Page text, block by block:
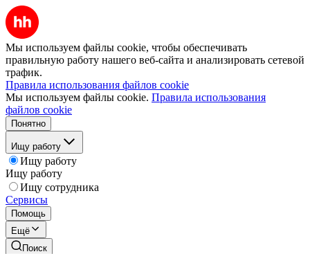
Мы используем файлы cookie, чтобы обеспечивать
правильную работу нашего веб-сайта и анализировать сетевой
трафик.
Правила использования файлов cookie
Мы используем файлы cookie. Правила использования
файлов cookie
Понятно
Ищу работу
Ищу работу
Ищу работу
Ищу сотрудника
Сервисы
Помощь
Ещё
Поиск